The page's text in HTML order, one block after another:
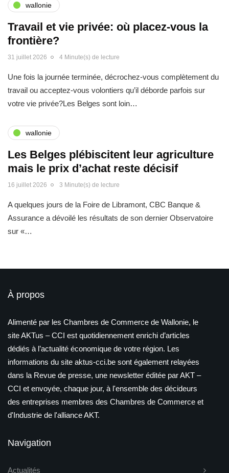
wallonie
Travail et vie privée: où placez-vous la
frontière?
31 juillet 2026 4 Minute(s) de lecture
Une fois la journée terminée, décrochez-vous complètement du
travail ou acceptez-vous volontiers qu’il déborde parfois sur
votre vie privée?Les Belges sont loin…
wallonie
Les Belges plébiscitent leur agriculture
mais le prix d’achat reste décisif
16 juillet 2026 3 Minute(s) de lecture
A quelques jours de la Foire de Libramont, CBC Banque &
Assurance a dévoilé les résultats de son dernier Observatoire
sur «…
À propos
Alimenté par les Chambres de Commerce de Wallonie, le
site AKTus – CCI est quotidiennement enrichi d’articles
dédiés à l’actualité économique de votre région. Les
informations du site aktus-cci.be sont également relayées
dans la Revue de presse, une newsletter éditée par AKT –
CCI et envoyée, chaque jour, à l'ensemble des décideurs
des entreprises membres des Chambres de Commerce et
d'Industrie de l'alliance AKT.
Navigation
Actualités